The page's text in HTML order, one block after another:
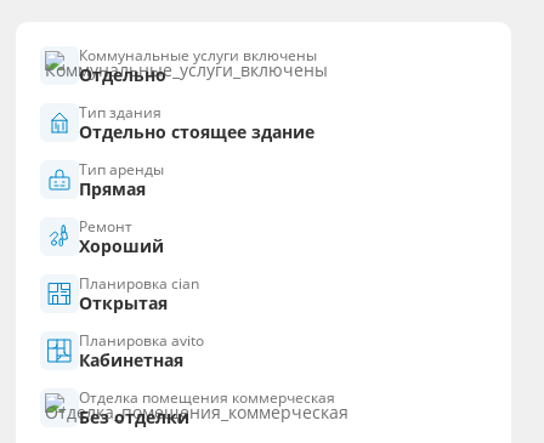
Коммунальные услуги включены
Отдельно
Тип здания
Отдельно стоящее здание
Тип аренды
Прямая
Ремонт
Хороший
Планировка cian
Открытая
Планировка avito
Кабинетная
Отделка помещения коммерческая
Без отделки